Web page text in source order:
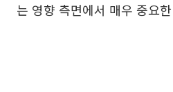
는 영향 측면에서 매우 중요